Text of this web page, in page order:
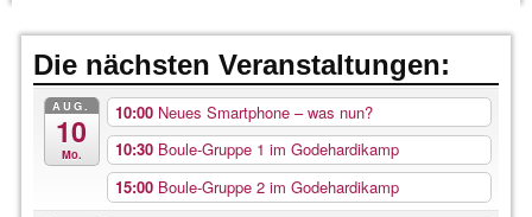
Die nächsten Veranstaltungen:
AUG.
10
Mo.
10:00 Neues Smartphone – was nun?
10:30 Boule-Gruppe 1 im Godehardikamp
15:00 Boule-Gruppe 2 im Godehardikamp